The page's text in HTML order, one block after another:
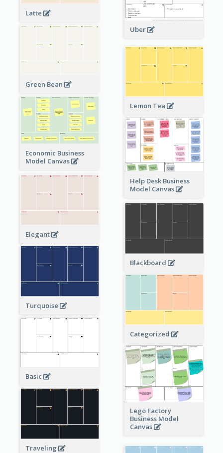
Latte
Uber
Green Bean
Lemon Tea
Economic Business
Model Canvas
Help Desk Business
Model Canvas
Elegant
Blackboard
Turquoise
Categorized
Basic
Lego Factory
Business Model
Canvas
Traveling